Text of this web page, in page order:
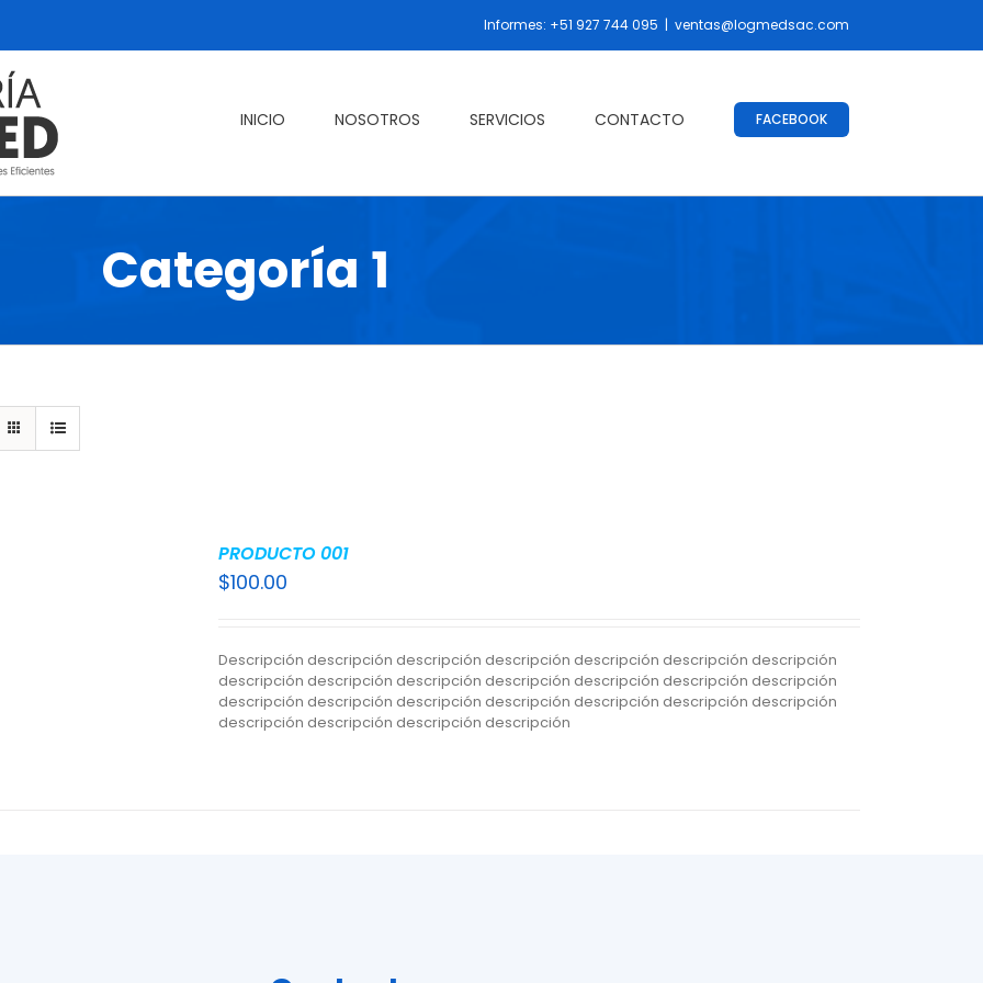
Informes: +51 927 744 095 | ventas@logmedsac.com
INICIO NOSOTROS SERVICIOS CONTACTO FACEBOOK
Categoría 1
PRODUCTO 001
$100.00
Descripción descripción descripción descripción descripción descripción descripción
descripción descripción descripción descripción descripción descripción descripción
descripción descripción descripción descripción descripción descripción descripción
descripción descripción descripción descripción